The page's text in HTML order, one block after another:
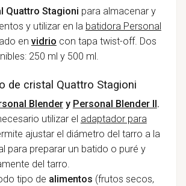
Quattro Stagioni para almacenar y
y utilizar en la batidora Personal
en vidrio con tapa twist-off. Dos
250 ml y 500 ml.
de cristal Quattro Stagioni
Blendery Personal Blender II.
utilizar el adaptador para
ajustar el diámetro del tarro a la
para preparar un batido o puré y
del tarro.
tipo de alimentos (frutos secos,